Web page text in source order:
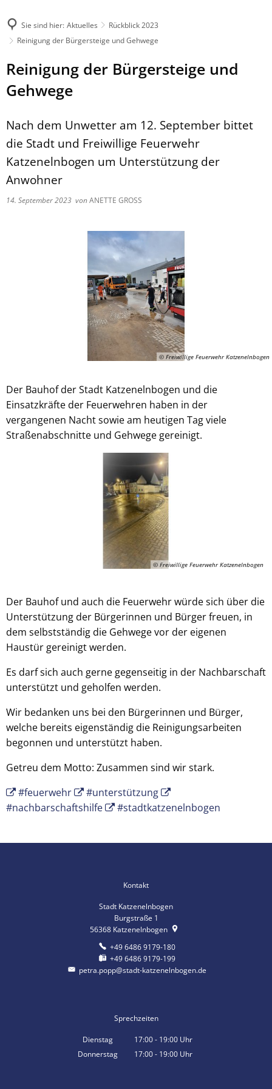
Sie sind hier: Aktuelles
Rückblick 2023
Reinigung der Bürgersteige und Gehwege
Reinigung der Bürgersteige und
Gehwege
Nach dem Unwetter am 12. September bittet
die Stadt und Freiwillige Feuerwehr
Katzenelnbogen um Unterstützung der
Anwohner
14. September 2023 vonANETTE GROSS
© Freiwillige Feuerwehr Katzenelnbogen
Der Bauhof der Stadt Katzenelnbogen und die
Einsatzkräfte der Feuerwehren haben in der
vergangenen Nacht sowie am heutigen Tag viele
Straßenabschnitte und Gehwege gereinigt.
© Freiwillige Feuerwehr Katzenelnbogen
Der Bauhof und auch die Feuerwehr würde sich über die
Unterstützung der Bürgerinnen und Bürger freuen, in
dem selbstständig die Gehwege vor der eigenen
Haustür gereinigt werden.
Es darf sich auch gerne gegenseitig in der Nachbarschaft
unterstützt und geholfen werden.
Wir bedanken uns bei den Bürgerinnen und Bürger,
welche bereits eigenständig die Reinigungsarbeiten
begonnen und unterstützt haben.
Getreu dem Motto: Zusammen sind wir stark.
#feuerwehr
#unterstützung
#nachbarschaftshilfe
#stadtkatzenelnbogen
Kontakt
Stadt Katzenelnbogen
Burgstraße 1
56368 Katzenelnbogen
+49 6486 9179-180
+49 6486 9179-199
petra.popp@stadt-katzenelnbogen.de
Sprechzeiten
Dienstag 17:00- 19:00 Uhr
Von 17:00 bis 19:00 Uhr
Donnerstag 17:00- 19:00 Uhr